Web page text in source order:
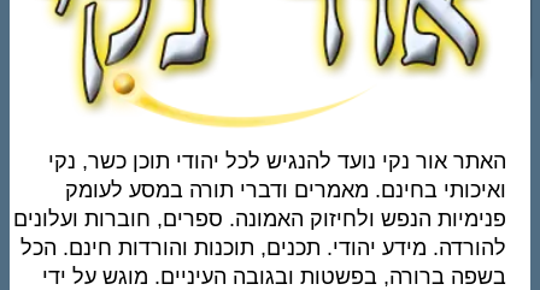
האתר אור נקי נועד להנגיש לכל יהודי תוכן כשר, נקי
ואיכותי בחינם. מאמרים ודברי תורה במסע לעומק
פנימיות הנפש ולחיזוק האמונה. ספרים, חוברות ועלונים
להורדה. מידע יהודי. תכנים, תוכנות והורדות חינם. הכל
בשפה ברורה, בפשטות ובגובה העיניים. מוגש על ידי